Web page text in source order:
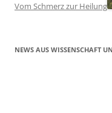
Vom Schmerz zur Heilung
NEWS AUS WISSENSCHAFT